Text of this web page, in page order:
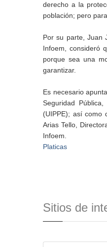
derecho a la
población; pero
Por su parte, Juan
Infoem, consideró
porque sea una
garantizar.
Es necesario
Seguridad
(UIPPE); así como
Arias Tello,
Infoem.
Platicas
Sitios de